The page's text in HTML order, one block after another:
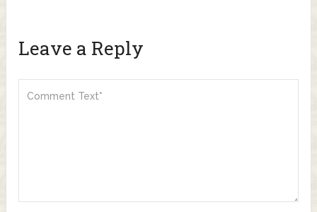
Leave a Reply